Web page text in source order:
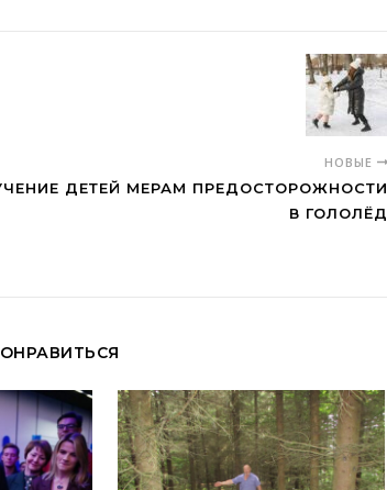
НОВЫЕ
ДЕТЕЙ МЕРАМ ПРЕДОСТОРОЖНОСТИ
В ГОЛОЛЁД